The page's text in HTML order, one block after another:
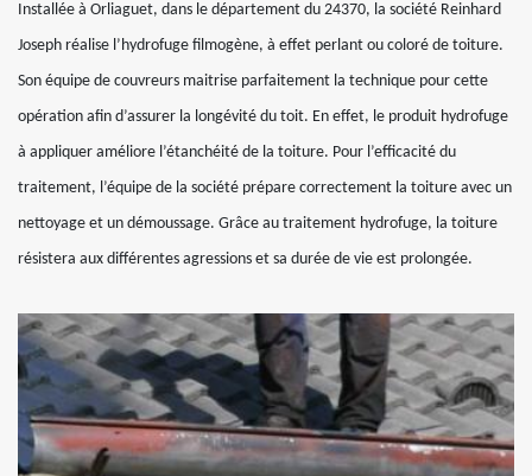
Installée à Orliaguet, dans le département du 24370, la société Reinhard
Joseph réalise l’hydrofuge filmogène, à effet perlant ou coloré de toiture.
Son équipe de couvreurs maitrise parfaitement la technique pour cette
opération afin d’assurer la longévité du toit. En effet, le produit hydrofuge
à appliquer améliore l’étanchéité de la toiture. Pour l’efficacité du
traitement, l’équipe de la société prépare correctement la toiture avec un
nettoyage et un démoussage. Grâce au traitement hydrofuge, la toiture
résistera aux différentes agressions et sa durée de vie est prolongée.